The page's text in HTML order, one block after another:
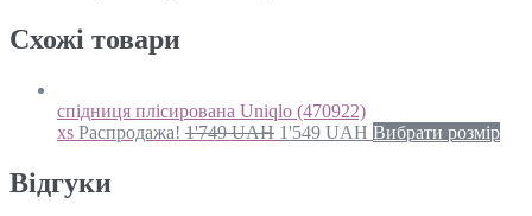
Схожi товари
спідниця плісирована Uniqlo (470922)
xs Распродажа! 1'749UAH 1'549 UAH Вибрати розмір
Відгуки